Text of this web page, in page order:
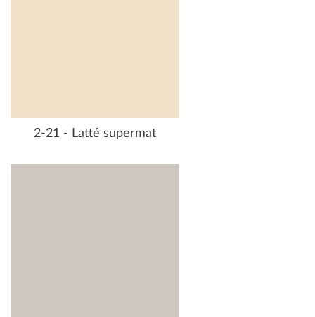
2-21 - Latté supermat